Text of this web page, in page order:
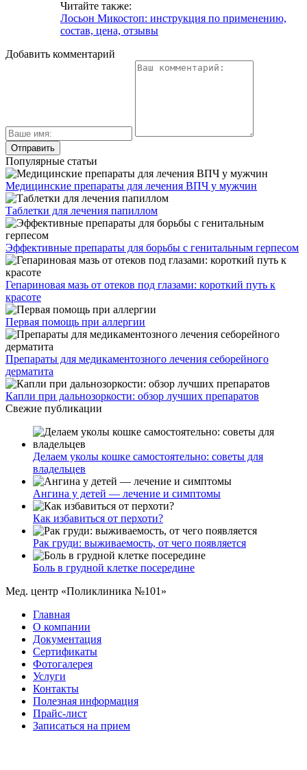
Читайте также:
Лосьон Микостоп: инструкция по применению,
состав, цена, отзывы
Добавить комментарий
Популярные статьи
Медицинские препараты для лечения ВПЧ у мужчин
Таблетки для лечения папиллом
Эффективные препараты для борьбы с генитальным герпесом
Гепариновая мазь от отеков под глазами: короткий путь к
красоте
Первая помощь при аллергии
Препараты для медикаментозного лечения себорейного
дерматита
Капли при дальнозоркости: обзор лучших препаратов
Свежие публикации
Делаем уколы кошке самостоятельно: советы для
владельцев
Ангина у детей — лечение и симптомы
Как избавиться от перхоти?
Рак груди: выживаемость, от чего появляется
Боль в грудной клетке посередине
Мед. центр «Поликлиника №101»
Главная
О компании
Документация
Сертификаты
Фотогалерея
Услуги
Контакты
Полезная информация
Прайс-лист
Записаться на прием